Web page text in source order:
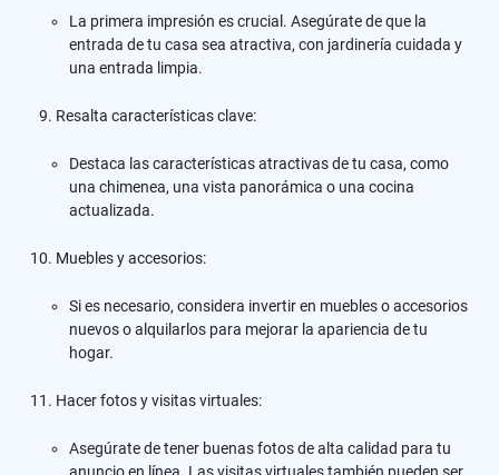
La primera impresión es crucial. Asegúrate de que la
entrada de tu casa sea atractiva, con jardinería cuidada y
una entrada limpia.
Resalta características clave:
Destaca las características atractivas de tu casa, como
una chimenea, una vista panorámica o una cocina
actualizada.
Muebles y accesorios:
Si es necesario, considera invertir en muebles o accesorios
nuevos o alquilarlos para mejorar la apariencia de tu
hogar.
Hacer fotos y visitas virtuales:
Asegúrate de tener buenas fotos de alta calidad para tu